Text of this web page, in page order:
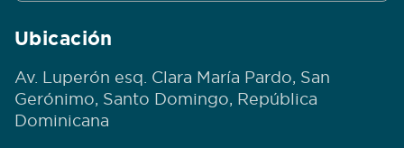
Ubicación
Av. Luperón esq. Clara María Pardo, San
Gerónimo, Santo Domingo, República
Dominicana